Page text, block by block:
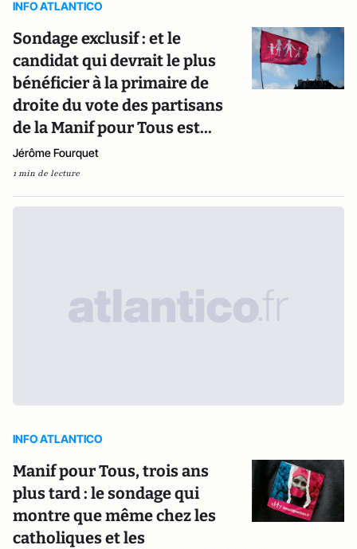
INFO ATLANTICO
Sondage exclusif : et le
candidat qui devrait le plus
bénéficier à la primaire de
droite du vote des partisans
de la Manif pour Tous est...
Jérôme Fourquet
1 min de lecture
INFO ATLANTICO
Manif pour Tous, trois ans
plus tard : le sondage qui
montre que même chez les
catholiques et les